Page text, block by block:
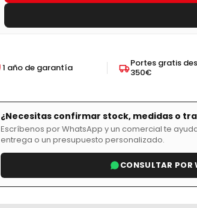
1 año de garantía
Portes gratis
350€
¿Necesitas confirmar stock, medidas o
Escríbenos por WhatsApp y un comercial te
entrega o un presupuesto personalizado.
CONSULTAR POR